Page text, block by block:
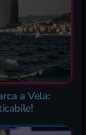
a Vela: